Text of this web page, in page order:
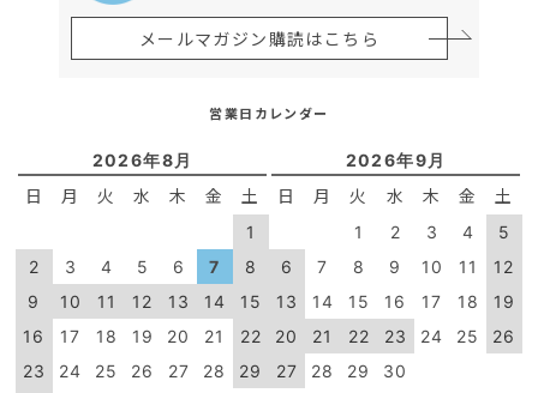
メールマガジン購読はこちら
営業日カレンダー
2026年8月
日 月 火 水 木 金 土
1
2
3 4 5 6 7
8
9
10 11 12 13 14
15
16
17 18 19 20 21
22
23
24 25 26 27 28
29
2026年9月
日 月 火 水 木 金 土
1 2 3 4
5
6
7 8 9 10 11
12
13
14 15 16 17 18
19
20
21 22 23 24 25
26
27
28 29 30